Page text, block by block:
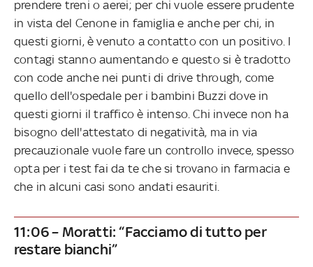
prendere treni o aerei; per chi vuole essere prudente
in vista del Cenone in famiglia e anche per chi, in
questi giorni, è venuto a contatto con un positivo. I
contagi stanno aumentando e questo si è tradotto
con code anche nei punti di drive through, come
quello dell'ospedale per i bambini Buzzi dove in
questi giorni il traffico è intenso. Chi invece non ha
bisogno dell'attestato di negatività, ma in via
precauzionale vuole fare un controllo invece, spesso
opta per i test fai da te che si trovano in farmacia e
che in alcuni casi sono andati esauriti.
11:06 – Moratti: “Facciamo di tutto per
restare bianchi”